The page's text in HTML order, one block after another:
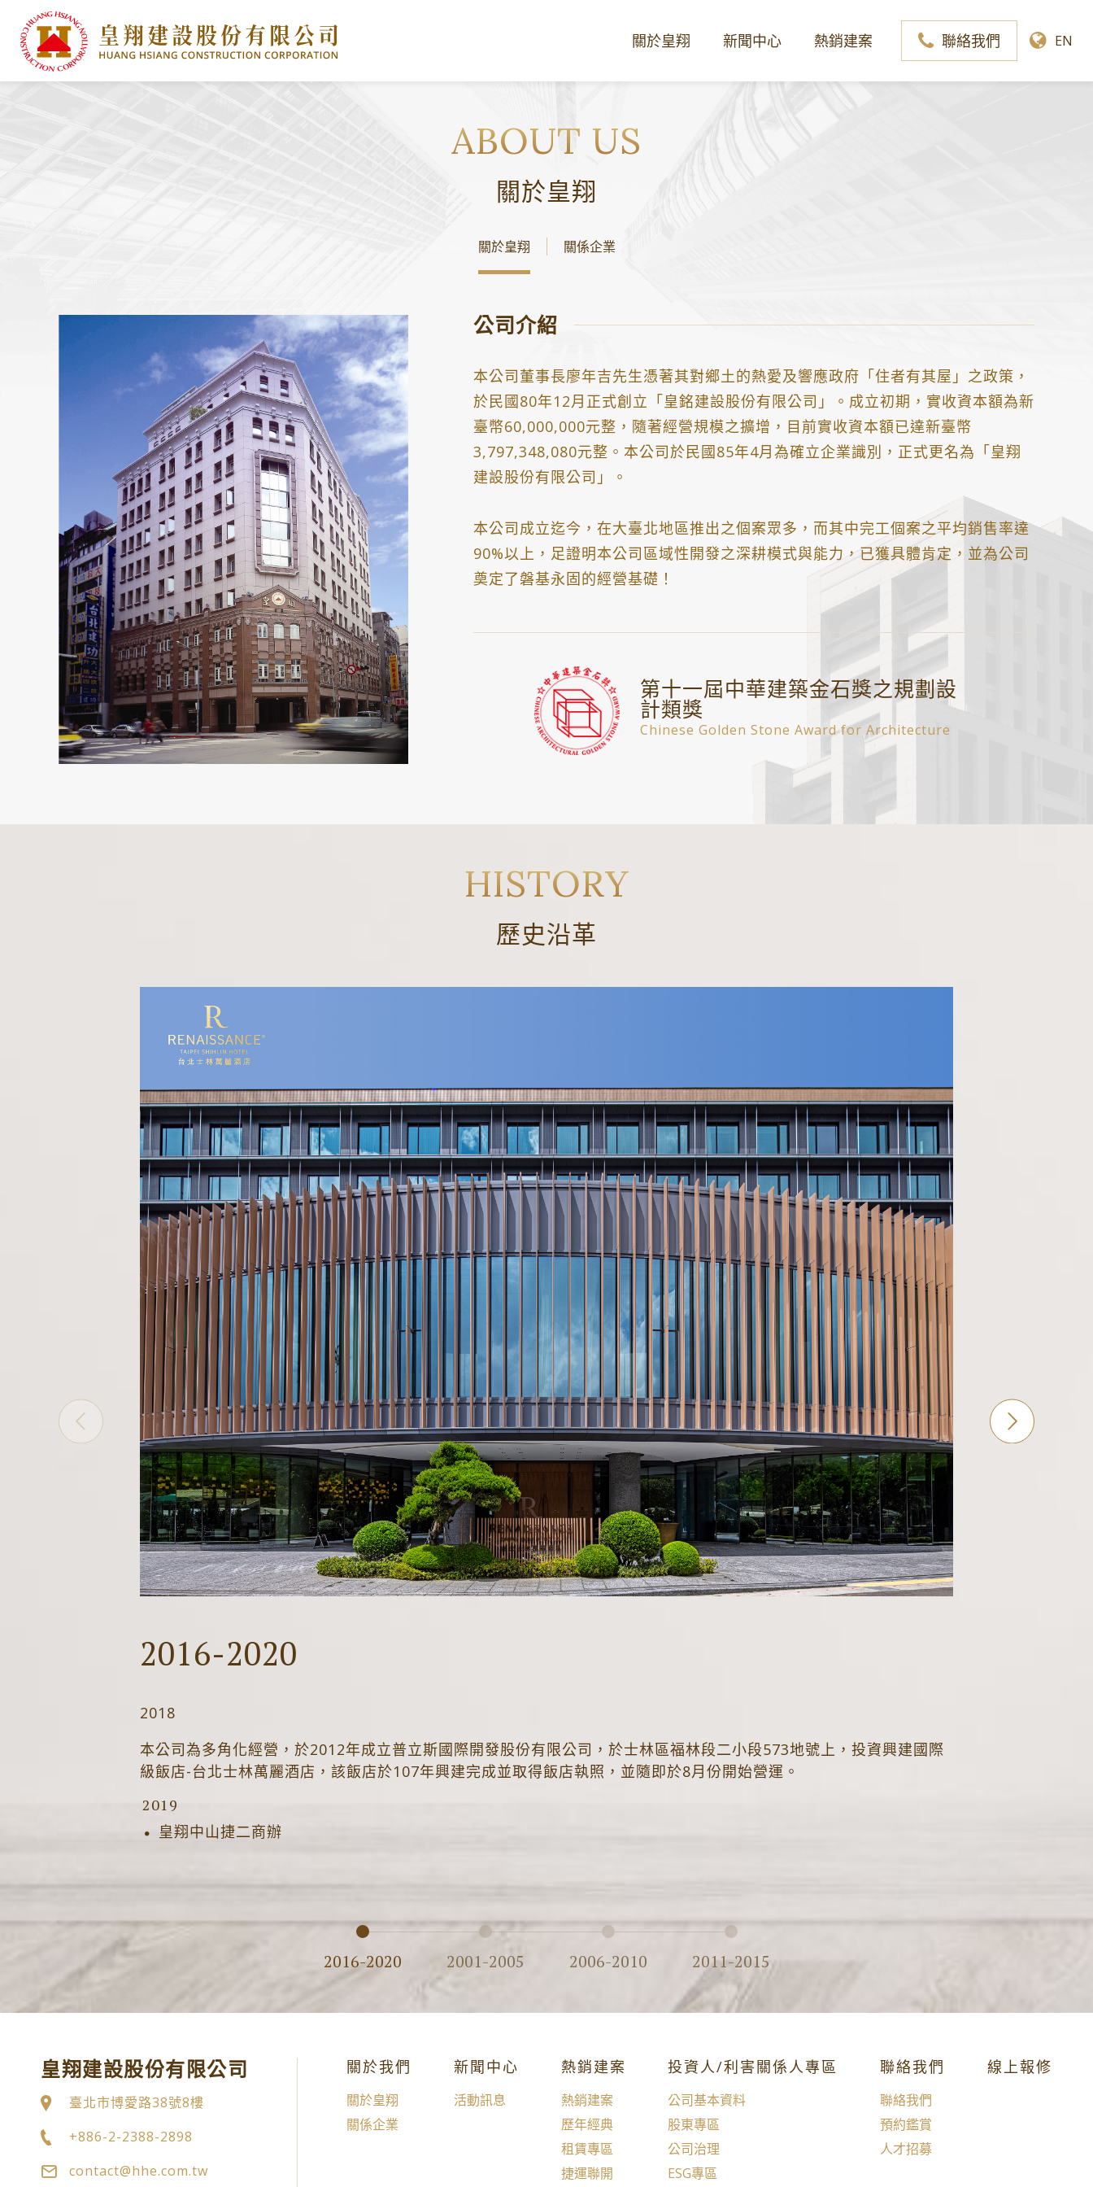
關於皇翔 新聞中心 熱銷建案 聯絡我們 EN
關於皇翔
關於皇翔 關係企業
公司介紹
本公司董事長廖年吉先生憑著其對鄉土的熱愛及響應政府「住者有其屋」之政策，
於民國80年12月正式創立「皇銘建設股份有限公司」。成立初期，實收資本額為新
臺幣60,000,000元整，隨著經營規模之擴增，目前實收資本額已達新臺幣
3,797,348,080元整。本公司於民國85年4月為確立企業識別，正式更名為「皇翔
建設股份有限公司」。
本公司成立迄今，在大臺北地區推出之個案眾多，而其中完工個案之平均銷售率達
90%以上，足證明本公司區域性開發之深耕模式與能力，已獲具體肯定，並為公司
奠定了磐基永固的經營基礎！
第十一屆中華建築金石獎之規劃設
計類獎
Chinese Golden Stone Award for Architecture
歷史沿革
2016-2020
2018
本公司為多角化經營，於2012年成立普立斯國際開發股份有限公司，於士林區福林段二小段573地號上，投資興建國際
級飯店-台北士林萬麗酒店，該飯店於107年興建完成並取得飯店執照，並隨即於8月份開始營運。
2019
皇翔中山捷二商辦
皇翔凱旋門
皇翔維也納
2016-2020 2001-2005 2006-2010 2011-2015
皇翔建設股份有限公司
臺北市博愛路38號8樓
+886-2-2388-2898
contact@hhe.com.tw
關於我們
關於皇翔
關係企業
新聞中心
活動訊息
熱銷建案
熱銷建案
歷年經典
租賃專區
捷運聯開
投資人/利害關係人專區
公司基本資料
股東專區
公司治理
ESG專區
聯絡我們
聯絡我們
預約鑑賞
人才招募
線上報修